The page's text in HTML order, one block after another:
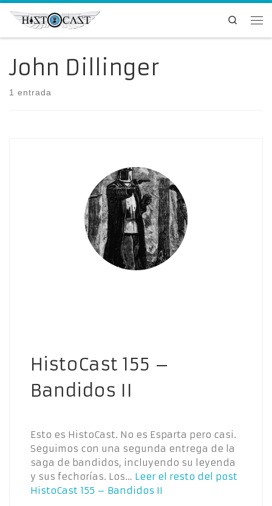
Saltar al contenido
Search
John Dillinger
1 entrada
HistoCast 155 –
Bandidos II
Esto es HistoCast. No es Esparta pero casi.
Seguimos con una segunda entrega de la
saga de bandidos, incluyendo su leyenda
y sus fechorías. Los… Leer el resto del post
HistoCast 155 – Bandidos II